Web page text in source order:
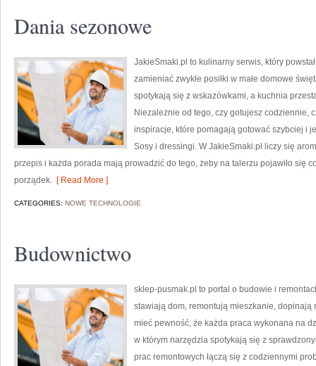
Dania sezonowe
JakieSmaki.pl to kulinarny serwis, który
zamieniać zwykłe posiłki w małe domowe
spotykają się z wskazówkami, a kuchnia
Niezależnie od tego, czy gotujesz codziennie,
inspiracje, które pomagają gotować szybciej i
Sosy i dressingi. W JakieSmaki.pl liczy się
przepis i każda porada mają prowadzić do tego, żeby na talerzu pojawiło się
porządek. [ Read More ]
CATEGORIES: NOWE TECHNOLOGIE
Budownictwo
sklep-pusmak.pl to portal o budowie i
stawiają dom, remontują mieszkanie,
mieć pewność, że każda praca wykonana na
w którym narzędzia spotykają się z
prac remontowych łączą się z codziennymi